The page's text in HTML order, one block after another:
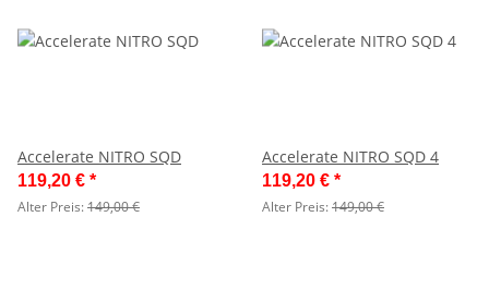
Accelerate NITRO SQD
119,20 € *
Alter Preis:149,00 €
Accelerate NITRO SQD 4
119,20 € *
Alter Preis:149,00 €